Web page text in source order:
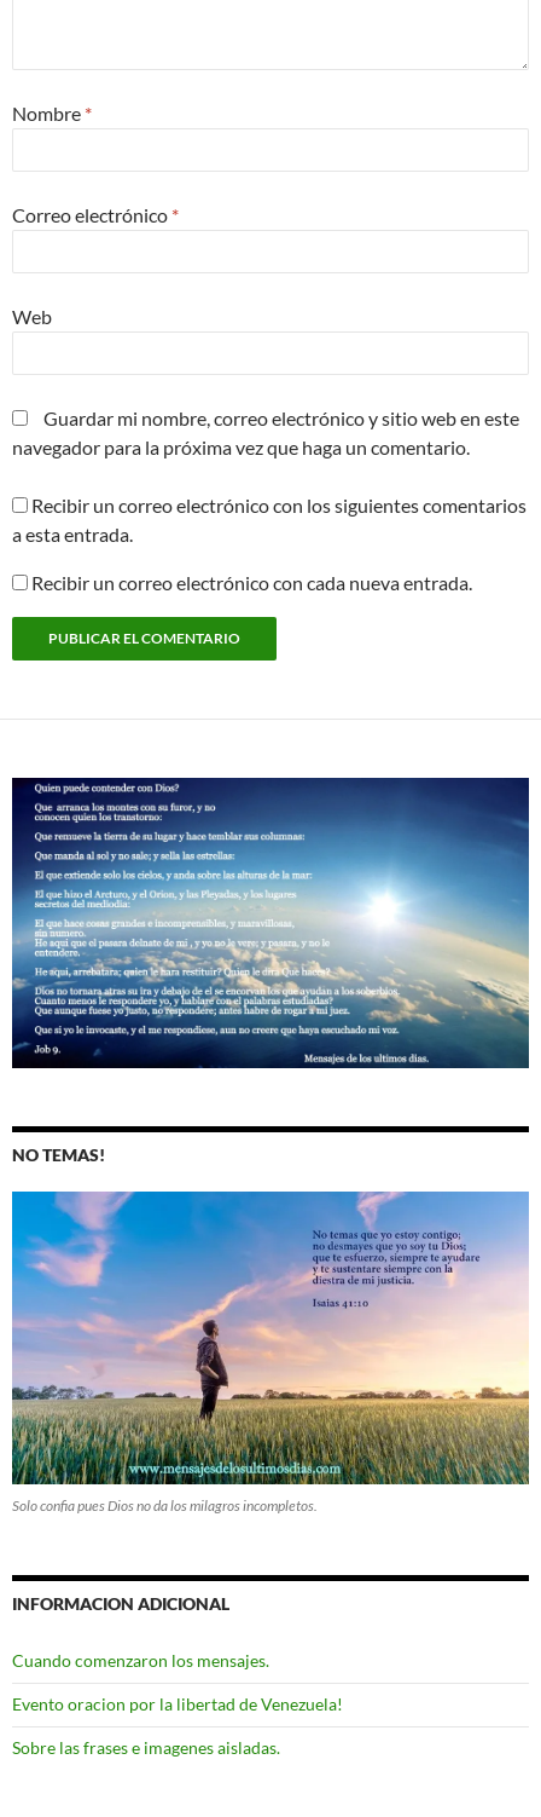
Nombre *
Correo electrónico *
Web
Guardar mi nombre, correo electrónico y sitio web en este
navegador para la próxima vez que haga un comentario.
Recibir un correo electrónico con los siguientes comentarios
a esta entrada.
Recibir un correo electrónico con cada nueva entrada.
NO TEMAS!
Solo confia pues Dios no da los milagros incompletos.
INFORMACION ADICIONAL
Cuando comenzaron los mensajes.
Evento oracion por la libertad de Venezuela!
Sobre las frases e imagenes aisladas.